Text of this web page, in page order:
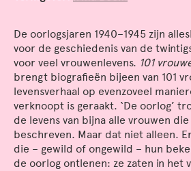
De oorlogsjaren 1940–1945 zijn
voor de geschiedenis van de
voor veel vrouwenlevens. 101
brengt biografieën bijeen van 101
levensverhaal op evenzoveel
verknoopt is geraakt. ‘De oorlog’
de levens van bijna alle vrouwen
beschreven. Maar dat niet alleen.
die – gewild of ongewild – hun
de oorlog ontlenen: ze zaten in het